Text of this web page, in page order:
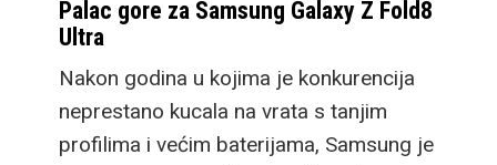
Palac gore za Samsung Galaxy Z Fold8
Ultra
Nakon godina u kojima je konkurencija
neprestano kucala na vrata s tanjim
profilima i većim baterijama, Samsung je